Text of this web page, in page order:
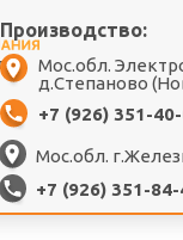
Мос.обл.
д.Степаново
Мос.обл.
Производство:
+7 (926) 351-
+7 (926) 351-